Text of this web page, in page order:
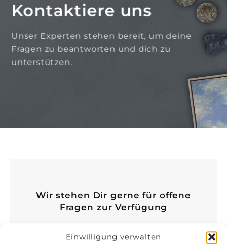
Einwilligung verwalten
Kontaktiere uns
Unser Experten stehen bereit, um deine
Fragen zu beantworten und dich zu
unterstützen.
Wir stehen Dir gerne für offene
Fragen zur Verfügung
gefunden hast, stehen wir Dir gerne mit